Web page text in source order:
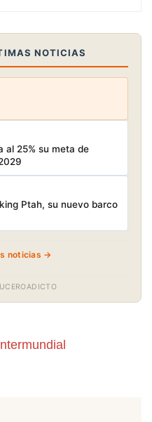
NOTICIAS
al 25% su meta de
Ptah, su nuevo barco
noticias →